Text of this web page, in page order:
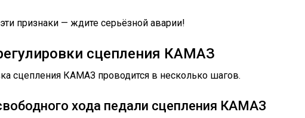
признаки — ждите серьёзной аварии!
сцепления КАМАЗ
сцепления КАМАЗ проводится в несколько шагов.
хода педали сцепления КАМАЗ